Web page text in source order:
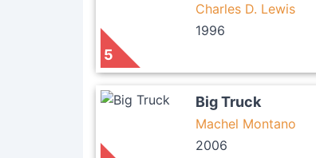
5
Charles D. Lewis
1996
Big Truck
Machel Montano
2006